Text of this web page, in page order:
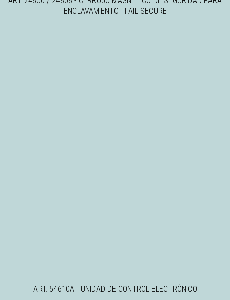
ENCLAVAMIENTO - FAIL SECURE
ART. 54610A - UNIDAD DE CONTROL ELECTRÓNICO